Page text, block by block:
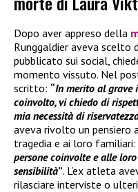
Dopo aver appreso della
Runggaldier aveva scelto
pubblicato sui social,
momento vissuto. Nel
scritto: “In merito al grave
coinvolto, vi chiedo di
mia necessità di
aveva rivolto un
tragedia e ai loro familiari:
persone coinvolte e alle
sensibilità”. L’ex atleta
rilasciare interviste o